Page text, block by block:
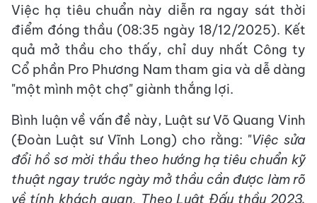
Việc hạ tiêu chuẩn này diễn ra ngay sát thời
điểm đóng thầu (08:35 ngày 18/12/2025). Kết
quả mở thầu cho thấy, chỉ duy nhất Công ty
Cổ phần Pro Phương Nam tham gia và dễ dàng
"một mình một chợ" giành thắng lợi.
Bình luận về vấn đề này, Luật sư Võ Quang Vinh
(Đoàn Luật sư Vĩnh Long) cho rằng: "Việc sửa
đổi hồ sơ mời thầu theo hướng hạ tiêu chuẩn kỹ
thuật ngay trước ngày mở thầu cần được làm rõ
về tính khách quan. Theo Luật Đấu thầu 2023,